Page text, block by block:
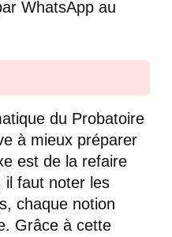
WhatsApp au
du Probatoire
à mieux préparer
est de la refaire
il faut noter les
chaque notion
Grâce à cette